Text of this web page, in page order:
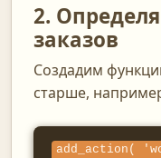
2.
заказов
Создадим
старше,
add_action(